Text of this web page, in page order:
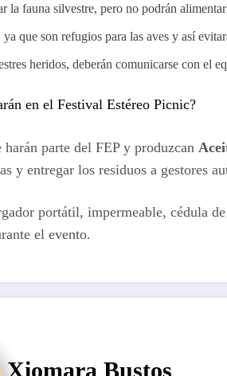
la fauna silvestre, pero no podrán
que son refugios para las aves y así
heridos, deberán comunicarse con el
en el Festival Estéreo Picnic?
parte del FEP y produzcan
y entregar los residuos a gestores
portátil, impermeable, cédula
el evento.
Xiomara Bustos